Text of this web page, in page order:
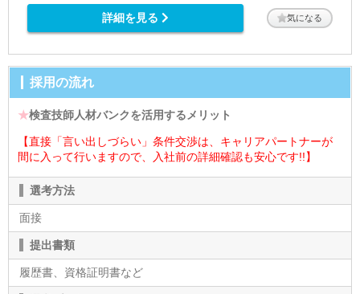
詳細を見る 気になる
採用の流れ
★検査技師人材バンクを活用するメリット
【直接「言い出しづらい」条件交渉は、キャリアパートナーが
間に入って行いますので、入社前の詳細確認も安心です!!】
選考方法
面接
提出書類
履歴書、資格証明書など